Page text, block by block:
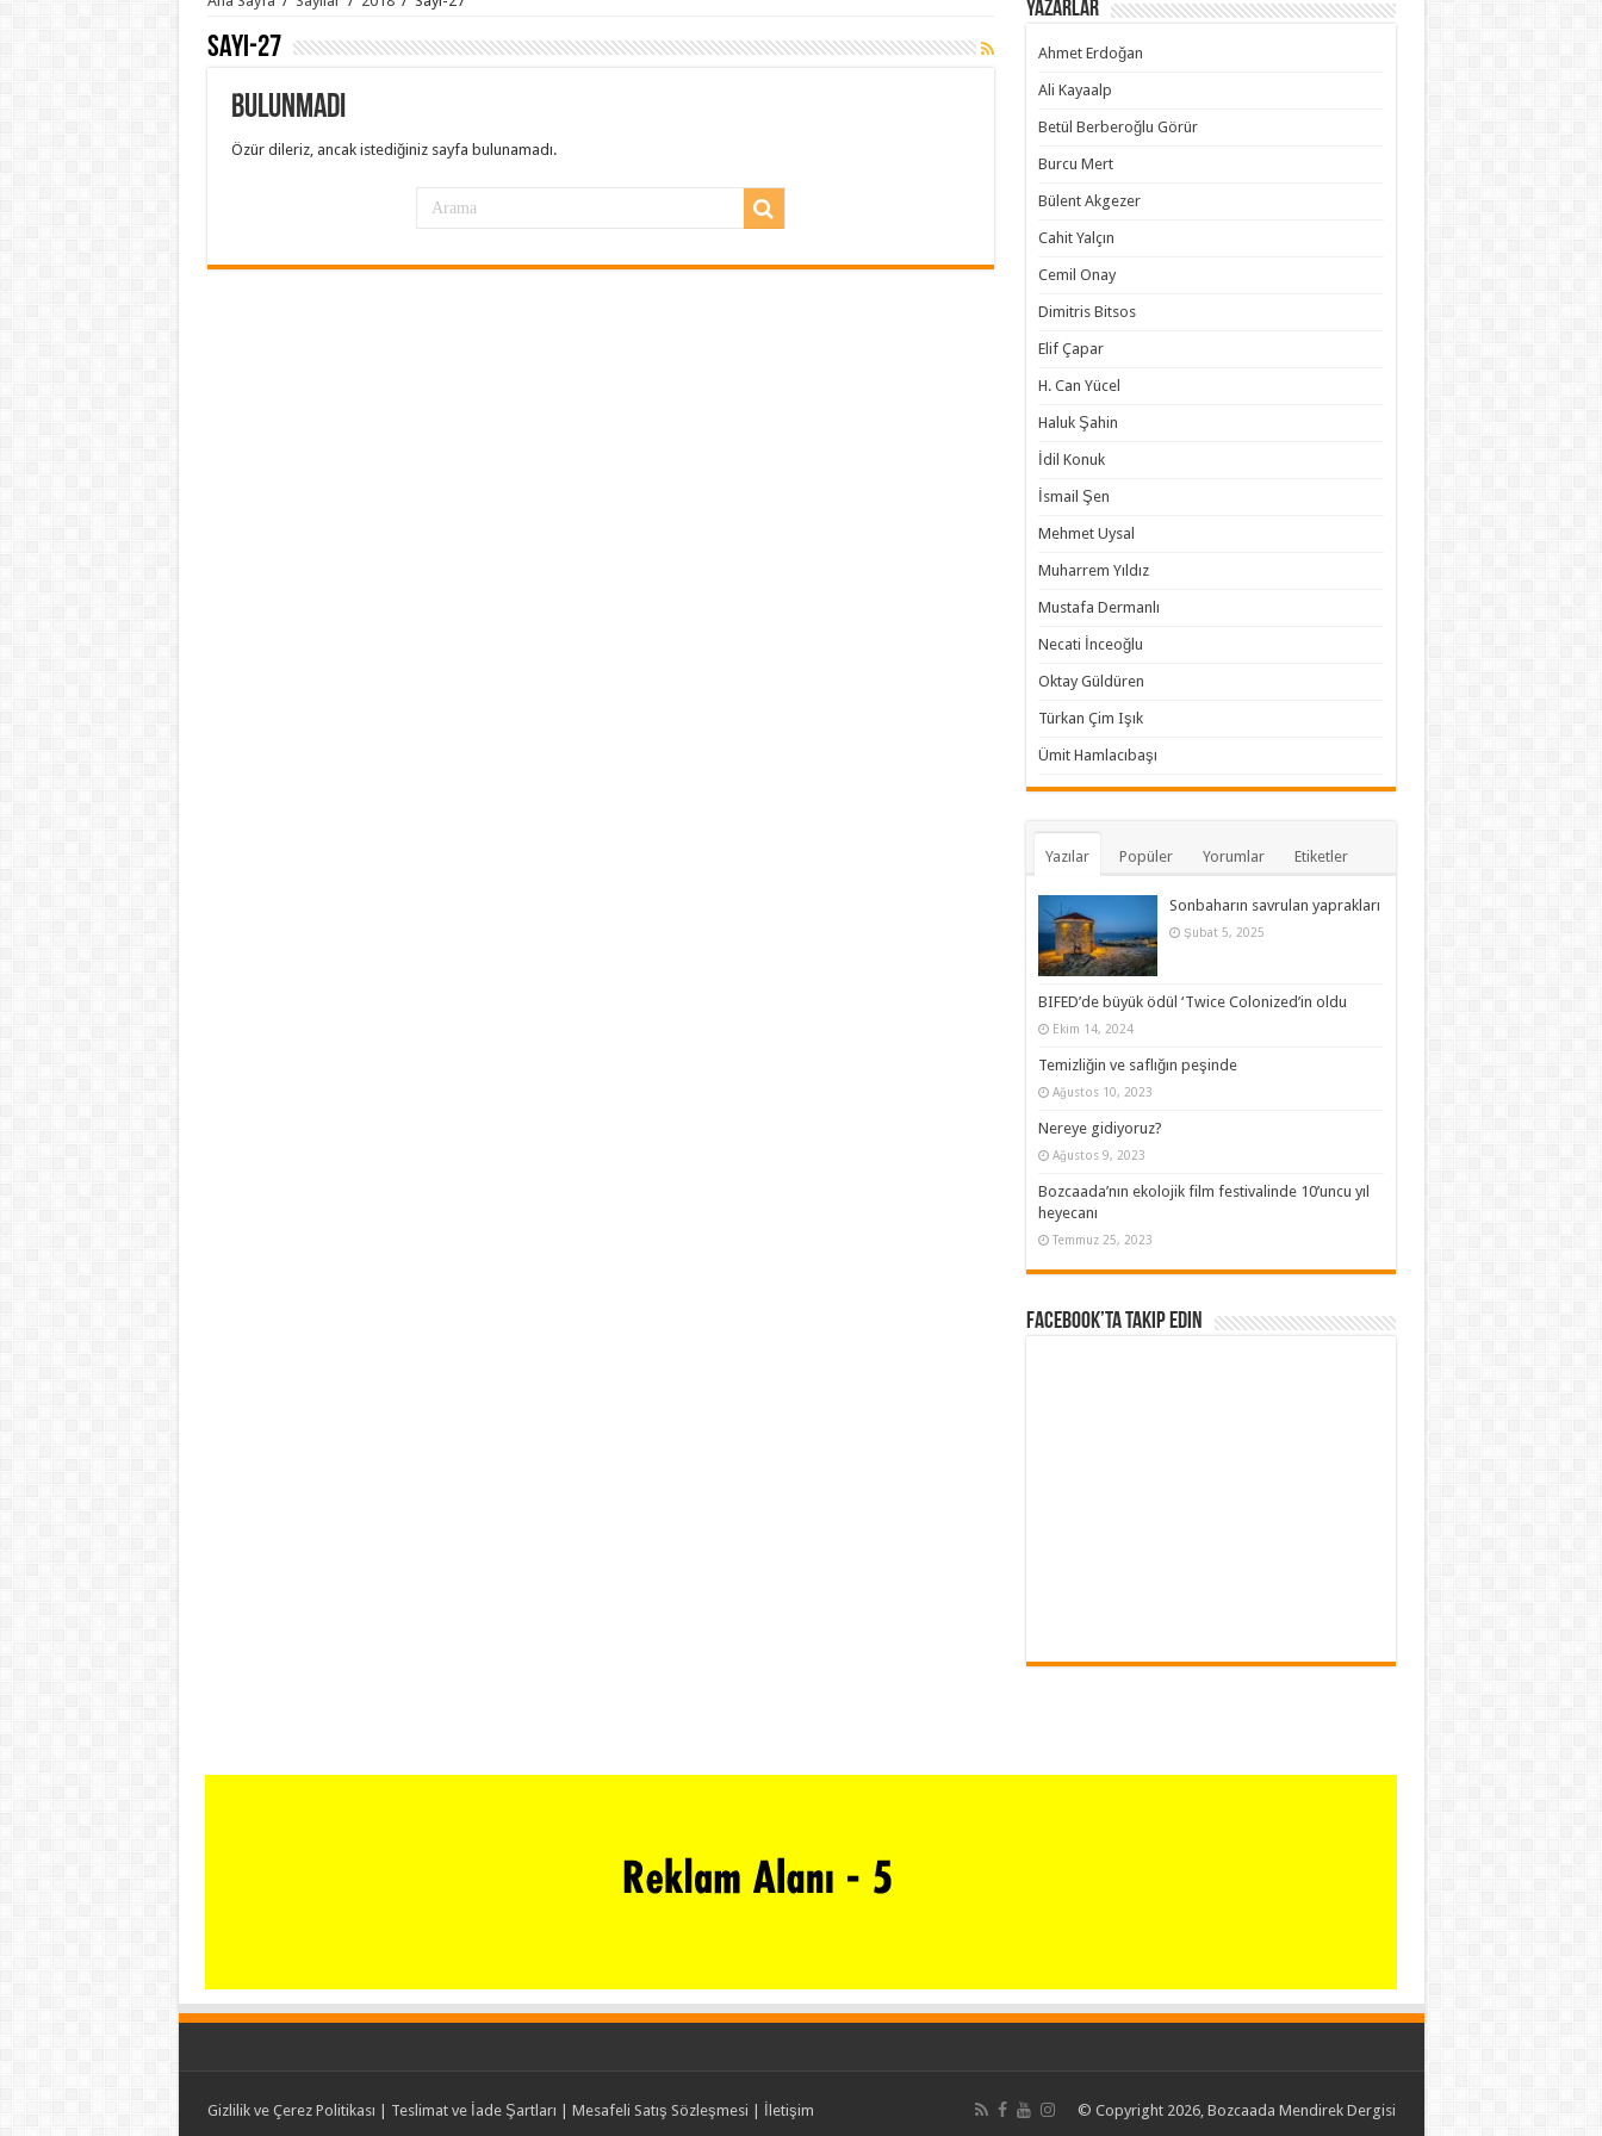
Sayı-27
Bulunmadı
Özür dileriz, ancak istediğiniz sayfa bulunamadı.
Yazarlar
Ahmet Erdoğan
Ali Kayaalp
Betül Berberoğlu Görür
Burcu Mert
Bülent Akgezer
Cahit Yalçın
Cemil Onay
Dimitris Bitsos
Elif Çapar
H. Can Yücel
Haluk Şahin
İdil Konuk
İsmail Şen
Mehmet Uysal
Muharrem Yıldız
Mustafa Dermanlı
Necati İnceoğlu
Oktay Güldüren
Türkan Çim Işık
Ümit Hamlacıbaşı
Yazılar Popüler Yorumlar Etiketler
Sonbaharın savrulan yaprakları
Şubat 5, 2025
BIFED’de büyük ödül ‘Twice Colonized’in oldu
Ekim 14, 2024
Temizliğin ve saflığın peşinde
Ağustos 10, 2023
Nereye gidiyoruz?
Ağustos 9, 2023
Bozcaada’nın ekolojik film festivalinde 10’uncu yıl
heyecanı
Temmuz 25, 2023
Facebook’ta Takip Edin
© Copyright 2026, Bozcaada Mendirek Dergisi
Gizlilik ve Çerez Politikası Teslimat ve İade Şartları Mesafeli Satış Sözleşmesi İletişim